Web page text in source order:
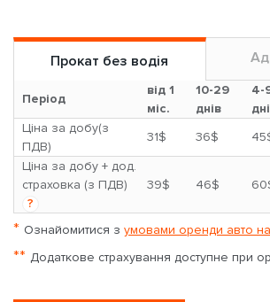
Прокат без водія
Період
від 1
міс.
10-29
днів
4-
Ціна за добу(з
ПДВ)
31$ 36$
Ціна за добу + дод.
страховка (з ПДВ)
?
39$ 46$
* Ознайомитися з умовами оренди авто
** Додаткове страхування доступне при